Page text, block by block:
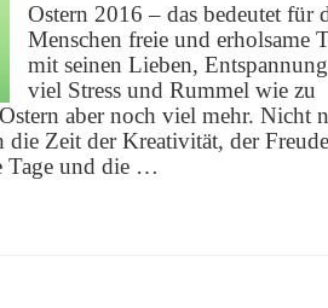
Ostern 2016 – das bedeutet für
Menschen freie und erholsame
mit seinen Lieben,
viel Stress und Rummel wie zu
aber noch viel mehr. Nicht
die Zeit der Kreativität, der
Tage und die …